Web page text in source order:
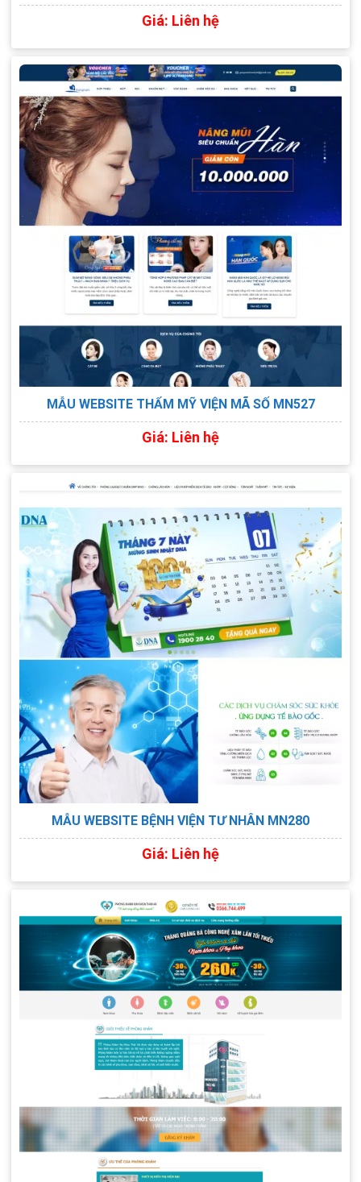
XEM TRỰC TIẾP XEM PDF CHI TIẾT
Giá: Liên hệ
XEM TRỰC TIẾP XEM PDF
MẪU WEBSITE THẨM MỸ VIỆN MÃ SỐ MN527
Giá: Liên hệ
XEM TRỰC TIẾP XEM PDF CHI TIẾT
MẪU WEBSITE BỆNH VIỆN TƯ NHÂN MN280
Giá: Liên hệ